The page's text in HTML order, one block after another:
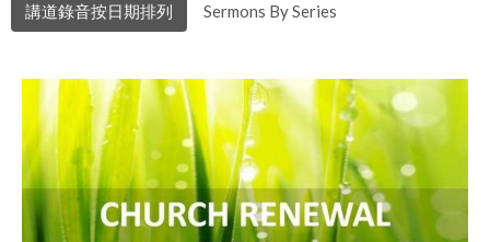
講道錄音按日期排列 Sermons By Series